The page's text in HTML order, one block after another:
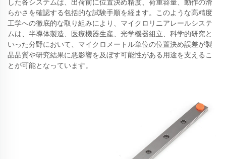
した各システムは、出荷前に位置決め精度、荷重容量、動作の滑
らかさを確認する包括的な試験手順を経ます。このような高精度
工学への徹底的な取り組みにより、マイクロリニアレールシステ
ムは、半導体製造、医療機器生産、光学機器組立、科学的研究と
いった分野において、マイクロメートル単位の位置決め誤差が製
品品質や研究結果に悪影響を及ぼす可能性がある用途を支えるこ
とが可能となっています。